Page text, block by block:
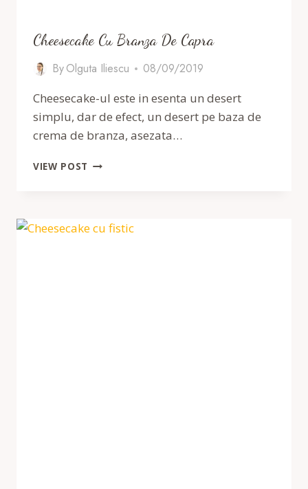
Cheesecake Cu Branza De Capra
ByOlguta Iliescu
08/09/2019
Cheesecake-ul este in esenta un desert
simplu, dar de efect, un desert pe baza de
crema de branza, asezata…
VIEW POST CHEESECAKE
CAPRA